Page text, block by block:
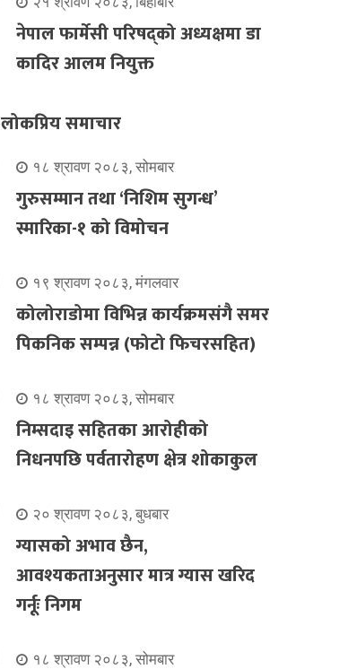
नेपाल फार्मेसी परिषद्को अध्यक्षमा डा
कादिर आलम नियुक्त
लोकप्रिय समाचार
१८ श्रावण २०८३, सोमबार
गुरुसम्मान तथा ‘निशिम सुगन्ध’
स्मारिका-१ को विमोचन
१९ श्रावण २०८३, मंगलवार
कोलोराडोमा विभिन्न कार्यक्रमसंगै समर
पिकनिक सम्पन्न (फोटो फिचरसहित)
१८ श्रावण २०८३, सोमबार
निम्सदाइ सहितका आरोहीको
निधनपछि पर्वतारोहण क्षेत्र शोकाकुल
२० श्रावण २०८३, बुधबार
ग्यासको अभाव छैन,
आवश्यकताअनुसार मात्र ग्यास खरिद
गर्नूः निगम
१८ श्रावण २०८३, सोमबार